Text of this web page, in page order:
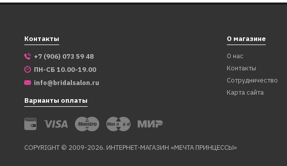
Контакты
+7 (906) 073 59 48
ПН-СБ 10.00-19.00
info@bridalsalon.ru
Варианты оплаты
О магазине
О нас
Контакты
Сотрудничество
Карта сайта
COPYRIGHT © 2009-2026. ИНТЕРНЕТ-МАГАЗИН «МЕЧТА ПРИНЦЕССЫ»